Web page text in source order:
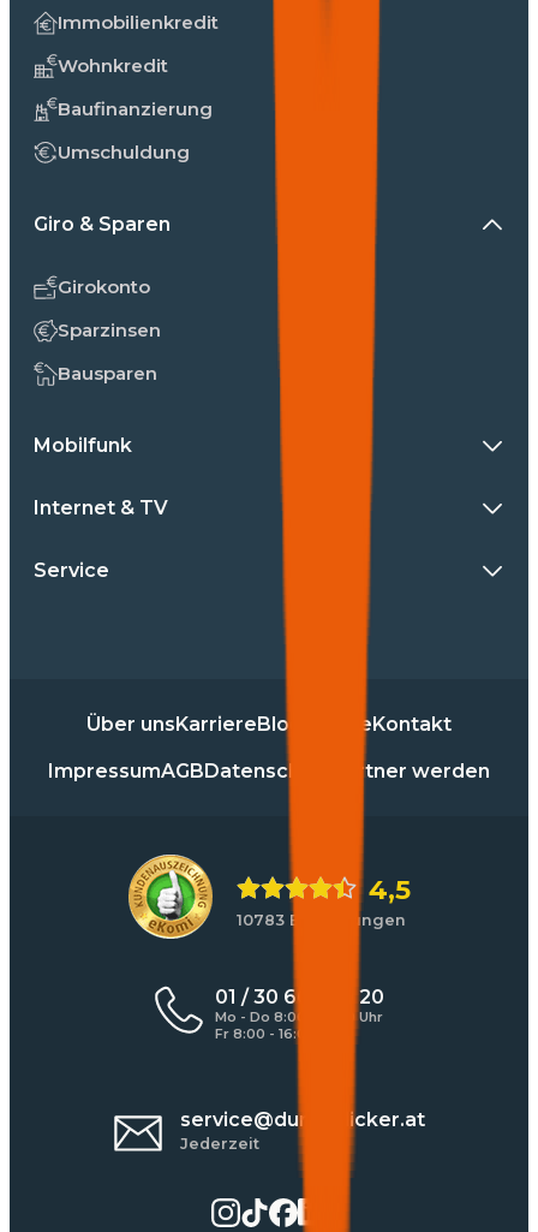
Immobilienkredit
Wohnkredit
Baufinanzierung
Umschuldung
Giro & Sparen
Girokonto
Sparzinsen
Bausparen
Mobilfunk
Internet & TV
Service
Über unsKarriereBlog PresseKontakt
ImpressumAGBDatenschutz Partner werden
4,5
10783 Bewertungen
01 / 30 60 900 20
Mo - Do 8:00 - 17:00 Uhr
Fr 8:00 - 16:00 Uhr
service@durchblicker.at
Jederzeit